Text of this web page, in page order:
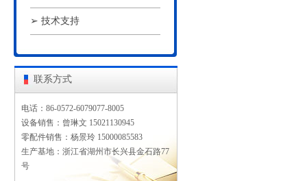
➢ 技术支持
联系方式
电话：86-0572-6079077-8005
设备销售：曾琳文 15021130945
零配件销售：杨景玲 15000085583
生产基地：浙江省湖州市长兴县金石路77
号